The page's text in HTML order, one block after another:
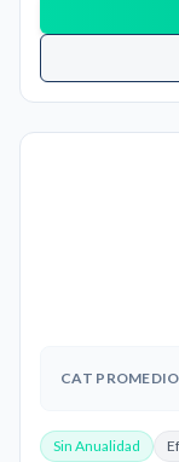
CAT PROMEDIO
Sin Anualidad